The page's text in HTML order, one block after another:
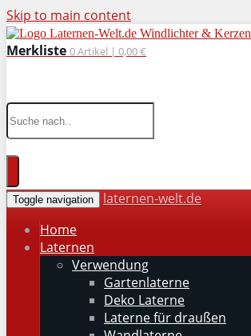
Skip to main content
Merkliste 0Artikel | 0,00 €
Toggle navigation
laternen-welt.de
Home
Laternen
Verwendung
Gartenlaterne
Deko Laterne
Laterne für draußen